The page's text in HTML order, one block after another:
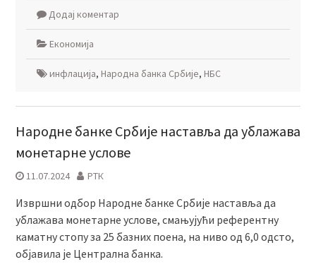
Додај коментар
Економија
инфлација, Народна банка Србије, НБС
Народне банке Србије наставља да ублажава
монетарне услове
11.07.2024 РТК
Извршни одбор Народне банке Србије наставља да
ублажава монетарне услове, смањујући референтну
каматну стопу за 25 базних поена, на ниво од 6,0 одсто,
објавила је Централна банка.